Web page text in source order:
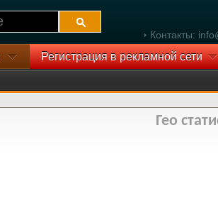
Контакты:
Регистрация в рекламной сети
Гео